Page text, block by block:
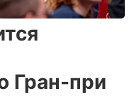
Гран-при